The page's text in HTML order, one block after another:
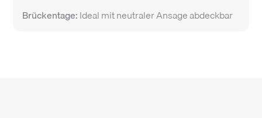
Brückentage:Ideal mit neutraler Ansage abdeckbar